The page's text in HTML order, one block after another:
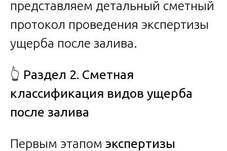
представляем детальный сметный
протокол проведения экспертизы
ущерба после залива.
👆 Раздел 2. Сметная
классификация видов ущерба
после залива
Первым этапом экспертизы